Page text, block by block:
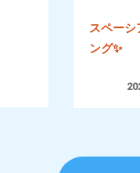
スペーシ
ング✨